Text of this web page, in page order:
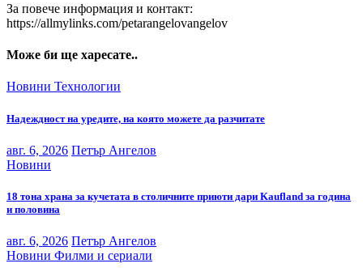
За повече информация и контакт:
https://allmylinks.com/petarangelovangelov
Може би ще харесате..
Новини Технологии
Надеждност на уредите, на която можете да разчитате
авг. 6, 2026 Петър Ангелов
Новини
18 тона храна за кучетата в столичните приюти дари Kaufland за година
и половина
авг. 6, 2026 Петър Ангелов
Новини Филми и сериали